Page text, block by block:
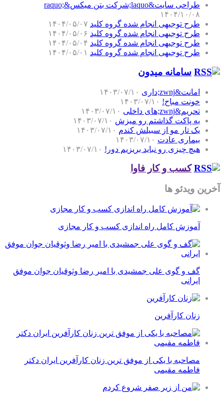
طراحی سایت&laquo;شرکت بتن میکس&raquo;
۱۴۰۴/۱۰/۰۸
طرح توجیهی انجام شده گروه کلید ۱۴۰۴/۰۵/۰۷
طرح توجیهی انجام شده گروه کلید ۱۴۰۴/۰۵/۰۶
طرح توجیهی انجام شده گروه کلید ۱۴۰۴/۰۵/۰۴
طرح توجیهی انجام شده گروه کلید ۱۴۰۴/۰۵/۰۱
سامانه میدون
امانت&zwnj;داری
۱۴۰۳/۰۷/۱۰
خونت مباح! ۱۴۰۳/۰۷/۱۰
تحریم&zwnj;های داخلی
۱۴۰۳/۰۷/۱۰
یه پاکت گذاشتم رو میزش ۱۴۰۳/۰۷/۱۰
یک تار مو از سبیلش کندم ۱۴۰۳/۰۷/۱۰
بیماری عادت ۱۴۰۳/۰۷/۱۰
هیچ چیزی رو نباید بریزیم دور! ۱۴۰۳/۰۷/۱۰
کسب و کار فاوا
آخرین ویدئو ها
آموزش کامل راه اندازی کسب و کار مجازی
گف و گوی علی جمشیدی با امیر رضا وثوقیان جوان موفق
ایرانی
زنان کارآفرین
مصاحبه با یکی از موفق ترین زنان کارآفرین ایران دکتر
فاطمه مقیمی